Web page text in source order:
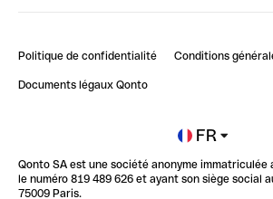
Impact de l'IA sur les carrières/productivité
Blog
Newsroom
Glossaire finance
Politique de confidentialité Conditions
Documents légaux Qonto
FR
Qonto SA est une société anonyme immatriculée
le numéro 819 489 626 et ayant son siège social
75009 Paris.